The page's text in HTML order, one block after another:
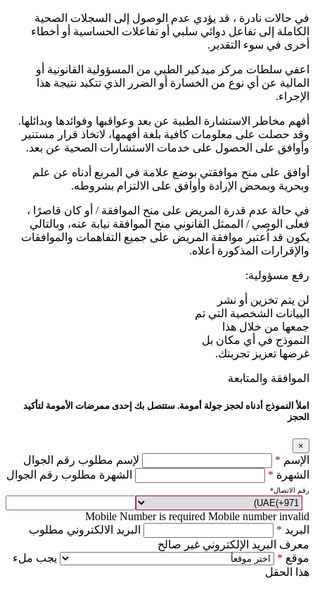
في حالات نادرة ، قد يؤدي عدم الوصول إلى السجلات الصحية
الكاملة إلى تفاعل دوائي سلبي أو تفاعلات الحساسية أو أخطاء
أخرى في سوء التقدير.
اعفي سلطات مركز ميدكير الطبي من المسؤولية القانونية أو
المالية عن أي نوع من الخسارة أو الضرر الذي تتكبد نتيجة هذا
الإجراء.
أفهم مخاطر الاستشارة الطبية عن بعد وعواقبها وفوائدها وبدائلها.
وقد حصلت على معلومات كافية بلغة أفهمها، لاتخاذ قرار مستنير
وأوافق على الحصول على خدمات الاستشارات الصحية عن بعد.
أوافق على منح موافقتي بوضع علامة في المربع أدناه عن علم
وبحرية وبمحض الإرادة وأوافق على الالتزام بشروطه.
في حالة عدم قدرة المريض على منح الموافقة / أو كان قاصرًا ،
فعلى الوصي / الممثل القانوني منح الموافقة نيابة عنه، وبالتالي
يكون قد اُعتبر موافقة المريض على جميع التفاهمات والموافقات
والإقرارات المذكورة أعلاه.
رفع مسؤولية:
لن يتم تخزين أو نشر
البيانات الشخصية التي تم
جمعها من خلال هذا
النموذج في أي مكان بل
غرضها تعزيز تجربتك.
الموافقة والمتابعة
املأ النموذج أدناه لحجز جولة أمومة. ستتصل بك إحدى ممرضات الأمومة لتأكيد
الحجز
×
الإسم *
لإسم مطلوب رقم الجوال
الشهرة * الشهرة مطلوب رقم الجوال
رقم الاتصال*
Mobile Number is required Mobile number invalid
البريد *
البريد الالكتروني مطلوب
معرف البريد الإلكتروني غير صالح
موقع *
يجب ملء
هذا الحقل